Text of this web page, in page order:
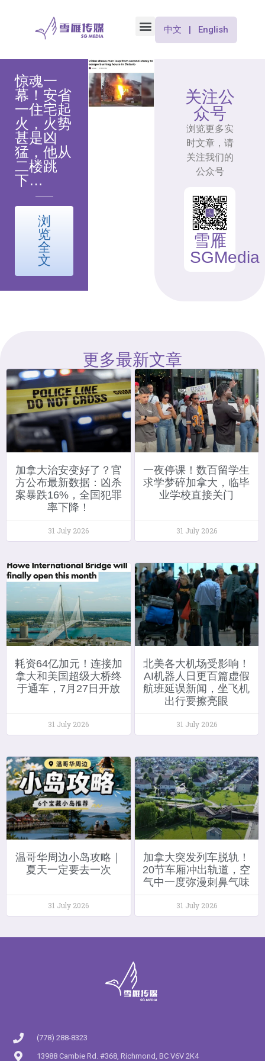
中文 | English
惊魂一
幕！安省
一住宅起
火，火势
甚是凶
猛，他从
二楼跳
下…
浏
览
全
文
关注公
众号
浏览更多实
时文章，请
关注我们的
公众号
雪雁
SGMedia
更多最新文章
加拿大治安变好了？官
方公布最新数据：凶杀
案暴跌16%，全国犯罪
率下降！
31 July 2026
一夜停课！数百留学生
求学梦碎加拿大，临毕
业学校直接关门
31 July 2026
耗资64亿加元！连接加
拿大和美国超级大桥终
于通车，7月27日开放
31 July 2026
北美各大机场受影响！
AI机器人日更百篇虚假
航班延误新闻，坐飞机
出行要擦亮眼
31 July 2026
温哥华周边小岛攻略｜
夏天一定要去一次
31 July 2026
加拿大突发列车脱轨！
20节车厢冲出轨道，空
气中一度弥漫刺鼻气味
31 July 2026
(778) 288-8323
13988 Cambie Rd. #368, Richmond, BC V6V 2K4